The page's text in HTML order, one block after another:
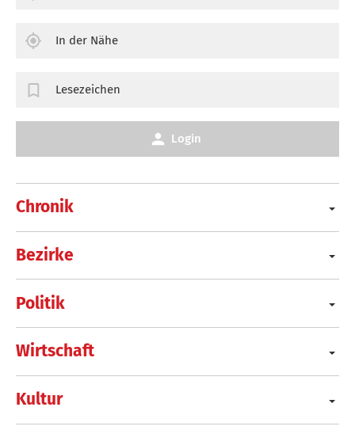
Chronik
Bezirke
Politik
Wirtschaft
Kultur
In der Nähe
Lesezeichen
Login